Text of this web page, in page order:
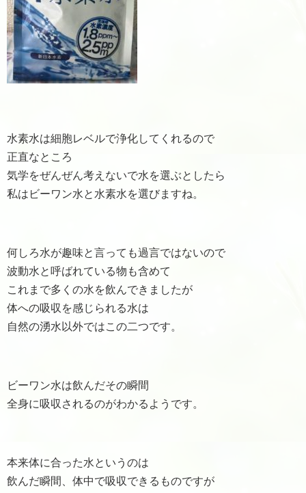
水素水は細胞レベルで浄化してくれるので
正直なところ
気学をぜんぜん考えないで水を選ぶとしたら
私はビーワン水と水素水を選びますね。
何しろ水が趣味と言っても過言ではないので
波動水と呼ばれている物も含めて
これまで多くの水を飲んできましたが
体への吸収を感じられる水は
自然の湧水以外ではこの二つです。
ビーワン水は飲んだその瞬間
全身に吸収されるのがわかるようです。
本来体に合った水というのは
飲んだ瞬間、体中で吸収できるものですが